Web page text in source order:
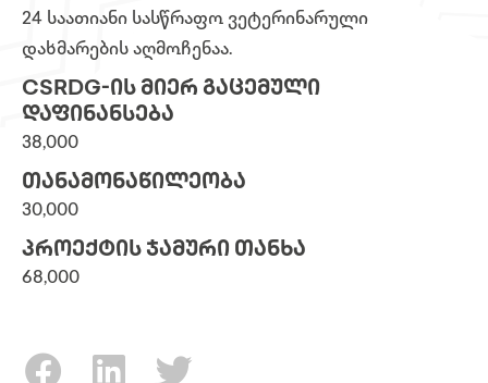
24 საათიანი სასწრაფო ვეტერინარული
დახმარების აღმოჩენაა.
CSRDG-ᲘᲡ ᲛᲘᲔᲠ ᲒᲐᲪᲔᲛᲣᲚᲘ
ᲓᲐᲤᲘᲜᲐᲜᲡᲔᲑᲐ
38,000
ᲗᲐᲜᲐᲛᲝᲜᲐᲬᲘᲚᲔᲝᲑᲐ
30,000
ᲞᲠᲝᲔᲥᲢᲘᲡ ᲯᲐᲛᲣᲠᲘ ᲗᲐᲜᲮᲐ
68,000